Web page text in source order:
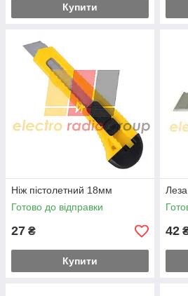
Купити
Ніж пістолетний 18мм
Готово до відправки
27 ₴
Купити
42